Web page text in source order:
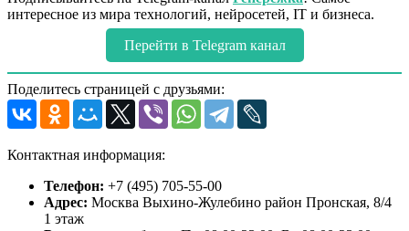
интересное из мира технологий, нейросетей, IT и бизнеса.
Перейти в Telegram канал
Поделитесь страницей с друзьями:
Контактная информация:
Телефон: +7 (495) 705-55-00
Адрес: Москва Выхино-Жулебино район Пронская, 8/4
1 этаж